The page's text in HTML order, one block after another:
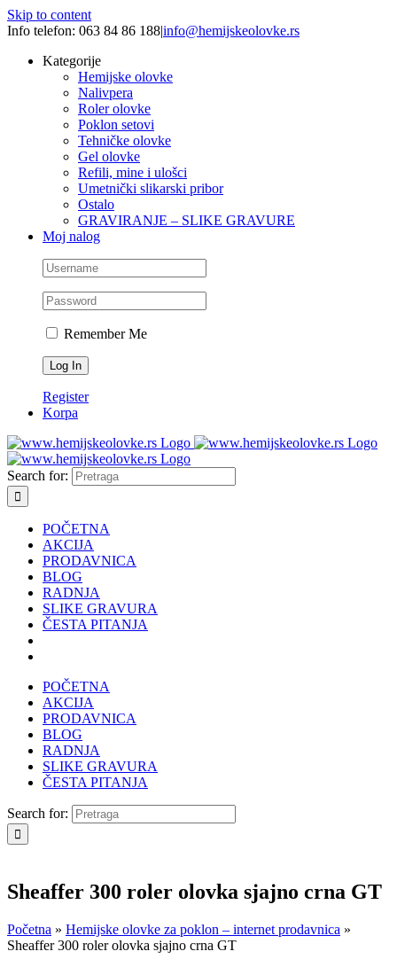
Skip to content
Info telefon: 063 84 86 188|info@hemijskeolovke.rs
Kategorije
Hemijske olovke
Nalivpera
Roler olovke
Poklon setovi
Tehničke olovke
Gel olovke
Refili, mine i ulošci
Umetnički slikarski pribor
Ostalo
GRAVIRANJE – SLIKE GRAVURE
Moj nalog
Remember Me
Register
Korpa
Search for:
POČETNA
AKCIJA
PRODAVNICA
BLOG
RADNJA
SLIKE GRAVURA
ČESTA PITANJA
POČETNA
AKCIJA
PRODAVNICA
BLOG
RADNJA
SLIKE GRAVURA
ČESTA PITANJA
Search for:
Sheaffer 300 roler olovka sjajno crna GT
Početna » Hemijske olovke za poklon – internet prodavnica »
Sheaffer 300 roler olovka sjajno crna GT